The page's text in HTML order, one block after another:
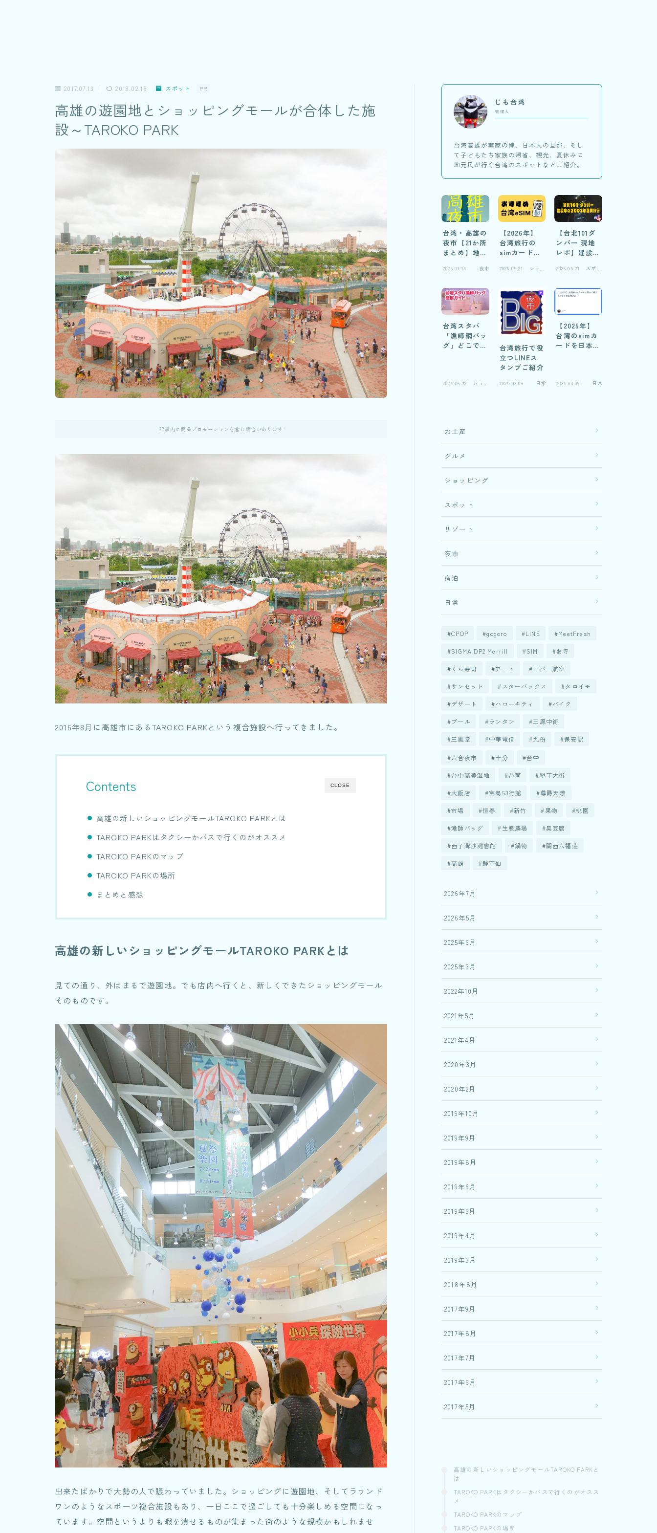
2017.07.13 2019.02.18 スポット PR
高雄の遊園地とショッピングモールが合体した施
設～TAROKO PARK
記事内に商品プロモーションを含む場合があります
2016年8月に高雄市にあるTAROKO PARKという複合施設へ行ってきました。
CLOSE
Contents
高雄の新しいショッピングモールTAROKO PARKとは
TAROKO PARKはタクシーかバスで行くのがオススメ
TAROKO PARKのマップ
TAROKO PARKの場所
まとめと感想
高雄の新しいショッピングモールTAROKO PARKとは
見ての通り、外はまるで遊園地。でも店内へ行くと、新しくできたショッピングモール
そのものです。
出来たばかりで大勢の人で賑わっていました。ショッピングに遊園地、そしてラウンド
ワンのようなスポーツ複合施設もあり、一日ここで過ごしても十分楽しめる空間になっ
ています。空間というよりも暇を潰せるものが集まった街のような規模かもしれませ
じも台湾
管理人
台湾高雄が実家の嫁、日本人の旦那、そし
て子どもたち家族の帰省、観光、夏休みに
地元民が行く台湾のスポットなどご紹介。
台湾・高雄の
夜市【21か所
まとめ】地元
た！おすすめ
市の実録
2026.07.14 夜市
【2026年】
台湾旅行の
simカードお
ビュー
2026.05.21
ショッ
【台北101ダ
ンパー 現地
レポ】建設中
解説
2026.05.21
スポッ
台湾スタバ
「漁師網バッ
グ」どこで売
2025.06.22
ショッ
台湾旅行で役
立つLINEス
タンプご紹介
2025.03.09 日常
【2025年】
台湾のsimカ
ードを日本で
2025.03.09 日常
お土産
グルメ
ショッピング
スポット
リゾート
夜市
宿泊
日常
CPOP gogoro LINE MeetFresh
SIGMA DP2 Merrill SIM お寺
くら寿司 アート エバー航空
サンセット スターバックス タロイモ
デザート ハローキティ バイク
プール ランタン 三鳳中街
三鳳堂 中華電信 九份 保安駅
六合夜市 十分 台中
台中高美湿地 台南 墾丁大街
大飯店 宝島53行館 尊爵天際
市場 恒春 新竹 果物 桃園
漁師バッグ 生態農場 臭豆腐
西子灣沙灘會館 鍋物 關西六福莊
高雄 鮮芋仙
2026年7月
2026年5月
2025年6月
2025年3月
2022年10月
2021年5月
2021年4月
2020年3月
2020年2月
2019年10月
2019年9月
2019年8月
2019年6月
2019年5月
2019年4月
2019年3月
2018年8月
2017年9月
2017年8月
2017年7月
2017年6月
2017年5月
高雄の新しいショッピングモールTAROKO PARKと
は
TAROKO PARKはタクシーかバスで行くのがオスス
メ
TAROKO PARKのマップ
TAROKO PARKの場所